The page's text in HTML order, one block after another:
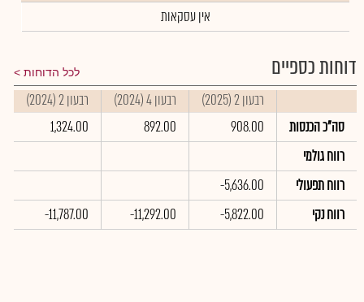
אין עסקאות
דוחות כספיים לכל הדוחות
רבעון 2 (2025) רבעון 4 (2024) רבעון 2 (2024)
סה"כ הכנסות
908.00
892.00
1,324.00
רווח גולמי
רווח תפעולי
-5,636.00
רווח נקי
-5,822.00
-11,292.00
-11,787.00